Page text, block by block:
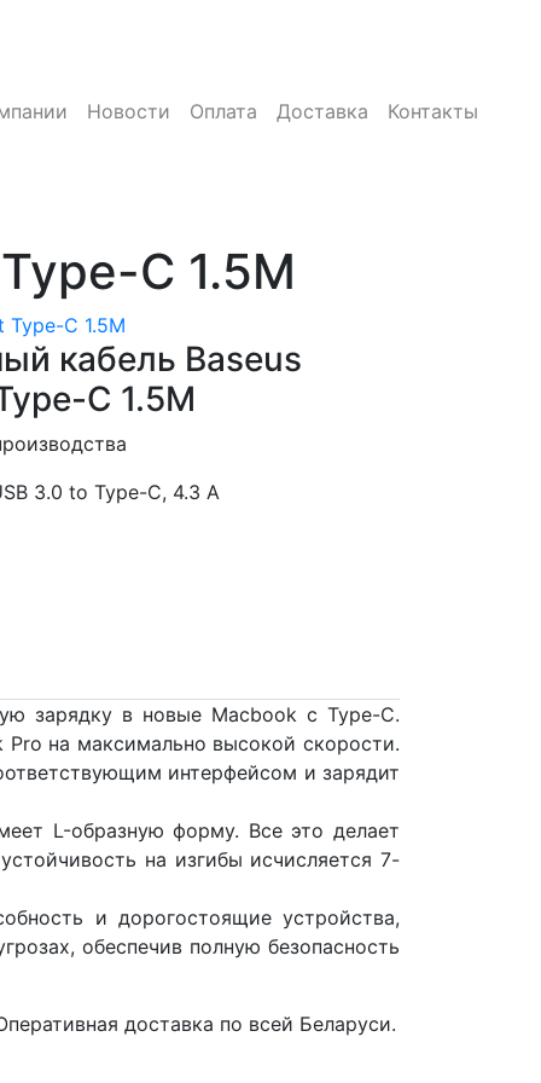
Новости Оплата Доставка
Контакты
C 1.5M
Type-C 1.5M
кабель Baseus
C 1.5M
3.0 to Type-C, 4.3 А
зарядку в новые Macbook с Type-C.
на максимально высокой скорости.
интерфейсом и зарядит
L-образную форму. Все это делает
на изгибы исчисляется 7-
и дорогостоящие устройства,
обеспечив полную безопасность
доставка по всей Беларуси.